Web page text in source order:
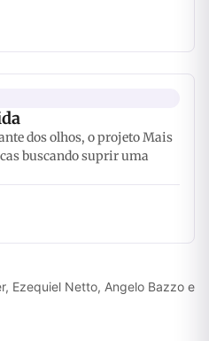
dos olhos, o projeto Mais
buscando suprir uma
Ezequiel Netto, Angelo Bazzo e